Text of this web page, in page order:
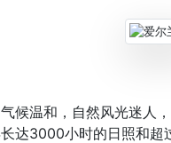
温和，自然风光迷人
达3000小时的日照和